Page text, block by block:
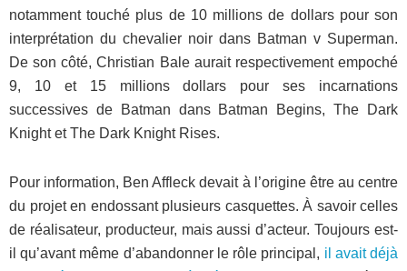
notamment touché plus de 10 millions de dollars pour son
interprétation du chevalier noir dans Batman v Superman.
De son côté, Christian Bale aurait respectivement empoché
9, 10 et 15 millions dollars pour ses incarnations
successives de Batman dans Batman Begins, The Dark
Knight et The Dark Knight Rises.
Pour information, Ben Affleck devait à l’origine être au centre
du projet en endossant plusieurs casquettes. À savoir celles
de réalisateur, producteur, mais aussi d’acteur. Toujours est-
il qu’avant même d’abandonner le rôle principal, il avait déjà